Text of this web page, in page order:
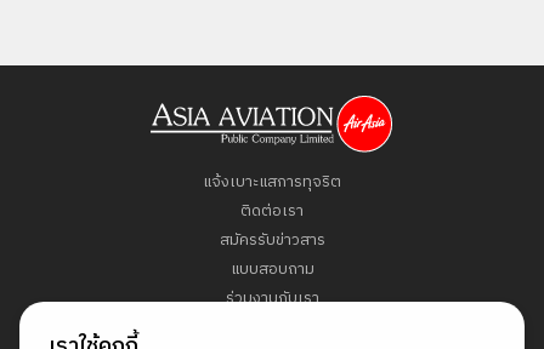
แจ้งเบาะแสการทุจริต
ติดต่อเรา
สมัครรับข่าวสาร
แบบสอบถาม
ร่วมงานกับเรา